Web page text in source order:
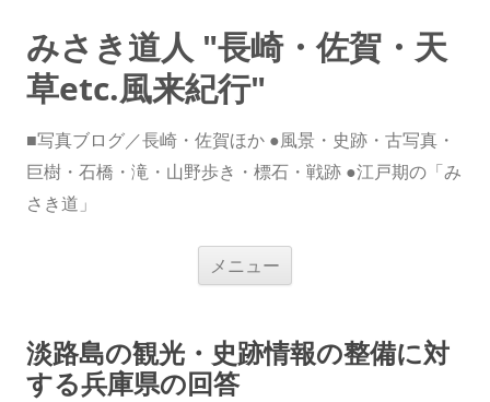
みさき道人 "長崎・佐賀・天
草etc.風来紀行"
■写真ブログ／長崎・佐賀ほか ●風景・史跡・古写真・
巨樹・石橋・滝・山野歩き・標石・戦跡 ●江戸期の「み
さき道」
メニュー
ス
キ
淡路島の観光・史跡情報の整備に対
する兵庫県の回答